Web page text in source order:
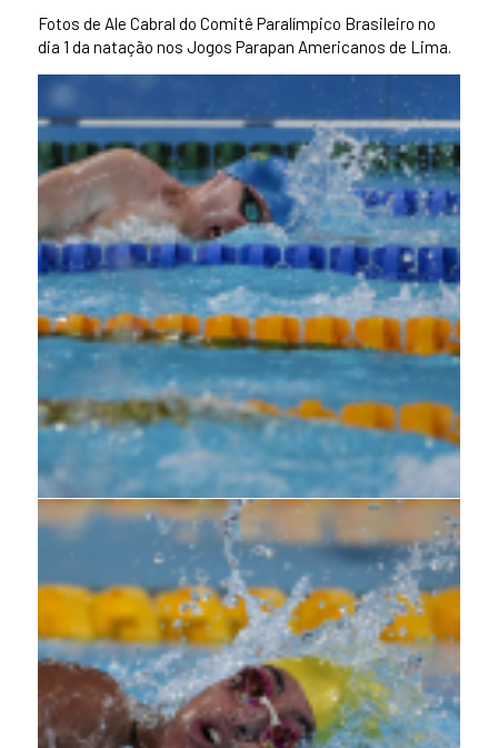
Fotos de Ale Cabral do Comitê Paralímpico Brasileiro no
dia 1 da natação nos Jogos Parapan Americanos de Lima.